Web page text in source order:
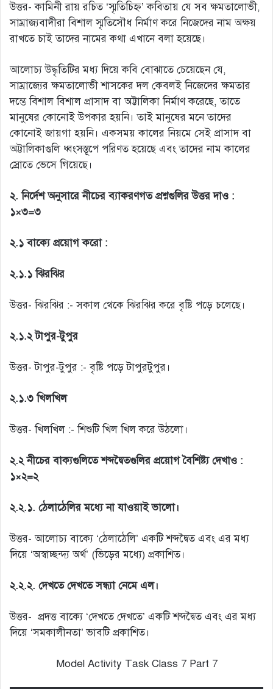
উত্তর- কামিনী রায় রচিত ‘স্মৃতিচিহ্ন’ কবিতায় যে সব ক্ষমতালোভী,
সাম্রাজ্যবাদীরা বিশাল স্মৃতিসৌধ নির্মাণ করে নিজেদের নাম অক্ষয়
রাখতে চাই তাদের নামের কথা এখানে বলা হয়েছে।
আলোচ্য উদ্ধৃতিটির মধ্য দিয়ে কবি বোঝাতে চেয়েছেন যে,
সাম্রাজ্যের ক্ষমতালোভী শাসকের দল কেবলই নিজেদের ক্ষমতার
দম্ভে বিশাল বিশাল প্রাসাদ বা অট্টালিকা নির্মাণ করেছে, তাতে
মানুষের কোনোই উপকার হয়নি। তাই মানুষের মনে তাদের
কোনোই জায়গা হয়নি। একসময় কালের নিয়মে সেই প্রাসাদ বা
অট্টালিকাগুলি ধ্বংসস্তূপে পরিণত হয়েছে এবং তাদের নাম কালের
স্রোতে ভেসে গিয়েছে।
২. নির্দেশ অনুসারে নীচের ব্যাকরণগত প্রশ্নগুলির উত্তর দাও :
১×৩=৩
২.১ বাক্যে প্রয়োগ করো :
২.১.১ ঝিরঝির
উত্তর- ঝিরঝির :- সকাল থেকে ঝিরঝির করে বৃষ্টি পড়ে চলেছে।
২.১.২ টাপুর-টুপুর
উত্তর- টাপুর-টুপুর :- বৃষ্টি পড়ে টাপুরটুপুর।
২.১.৩ খিলখিল
উত্তর- খিলখিল :- শিশুটি খিল খিল করে উঠলো।
২.২ নীচের বাক্যগুলিতে শব্দদ্বৈতগুলির প্রয়োগ বৈশিষ্ট্য দেখাও :
১×২=২
২.২.১. ঠেলাঠেলির মধ্যে না যাওয়াই ভালো।
উত্তর- আলোচ্য বাক্যে ‘ঠেলাঠেলি’ একটি শব্দদ্বৈত এবং এর মধ্য
দিয়ে ‘অস্বাচ্ছন্দ্য অর্থ’ (ভিড়ের মধ্যে) প্রকাশিত।
২.২.২. দেখতে দেখতে সন্ধ্যা নেমে এল।
উত্তর- প্রদত্ত বাক্যে ‘দেখতে দেখতে’ একটি শব্দদ্বৈত এবং এর মধ্য
দিয়ে ‘সমকালীনতা’ ভাবটি প্রকাশিত।
Model Activity Task Class 7 Part 7